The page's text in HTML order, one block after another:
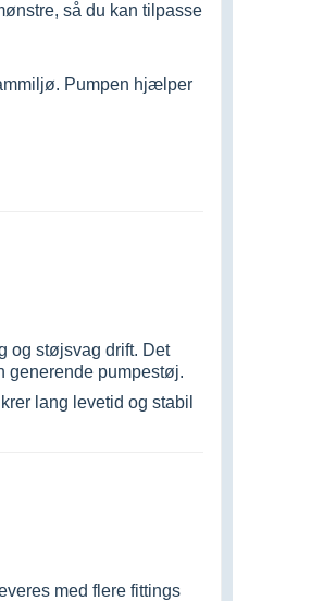
så du kan tilpasse
Pumpen hjælper
og støjsvag drift. Det
generende pumpestøj.
lang levetid og stabil
med flere fittings